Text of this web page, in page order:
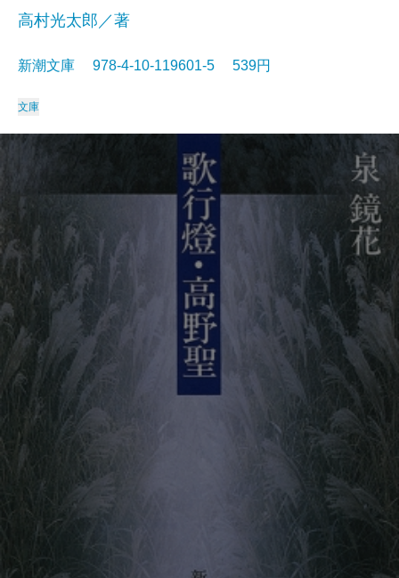
高村光太郎／著
新潮文庫 978-4-10-119601-5 539円
文庫